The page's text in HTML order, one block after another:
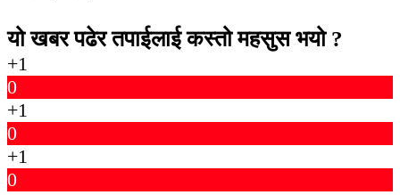
यो खबर पढेर तपाईलाई कस्तो महसुस भयो ?
+1
0
+1
0
+1
0